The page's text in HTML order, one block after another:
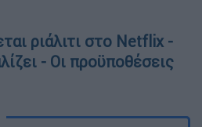
ριάλιτι στο Netflix -
- Οι προϋποθέσεις